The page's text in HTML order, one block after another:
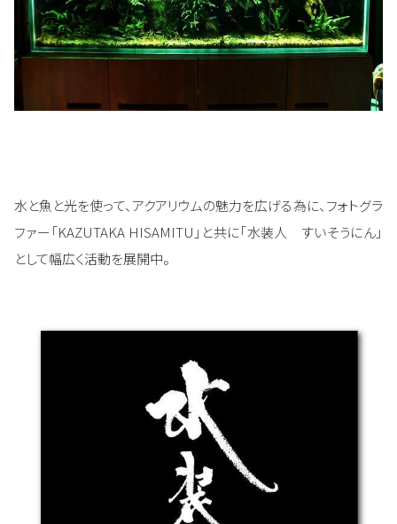
水と魚と光を使って、アクアリウムの魅力を広げる為に、フォトグラ
ファー「KAZUTAKA HISAMITU」と共に「水装人 すいそうにん」
として幅広く活動を展開中。